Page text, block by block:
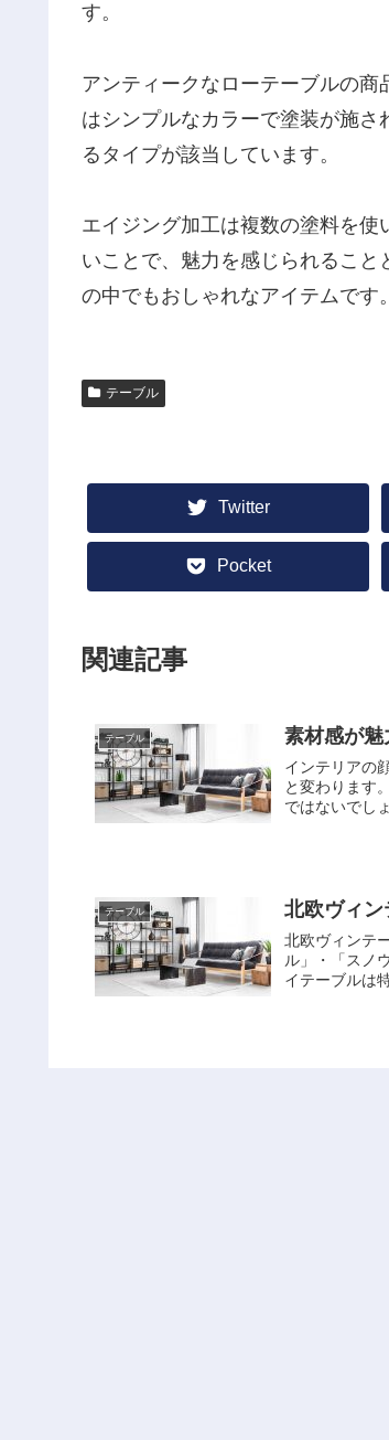
す。
アンティークなローテーブルの
はシンプルなカラーで塗装が施
るタイプが該当しています。
エイジング加工は複数の塗料を
いことで、魅力を感じられるこ
の中でもおしゃれなアイテムです。
テーブル
Twitter
Pocket
関連記事
テーブル 素材感が
インテリアの
と変わります
ではないでし
テーブル 北欧ヴィン
北欧ヴィンテ
ル」・「スノ
イテーブルは